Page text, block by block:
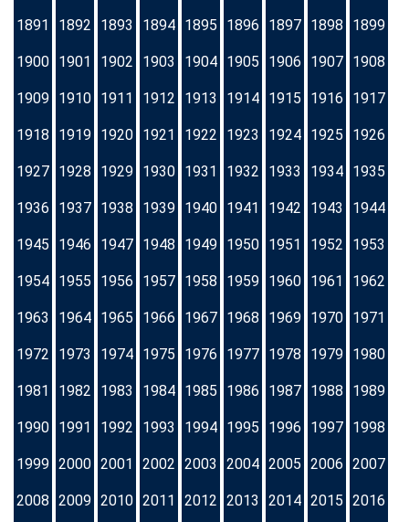
1891 1892 1893 1894 1895 1896 1897 1898 1899
1900 1901 1902 1903 1904 1905 1906 1907 1908
1909 1910 1911 1912 1913 1914 1915 1916 1917
1918 1919 1920 1921 1922 1923 1924 1925 1926
1927 1928 1929 1930 1931 1932 1933 1934 1935
1936 1937 1938 1939 1940 1941 1942 1943 1944
1945 1946 1947 1948 1949 1950 1951 1952 1953
1954 1955 1956 1957 1958 1959 1960 1961 1962
1963 1964 1965 1966 1967 1968 1969 1970 1971
1972 1973 1974 1975 1976 1977 1978 1979 1980
1981 1982 1983 1984 1985 1986 1987 1988 1989
1990 1991 1992 1993 1994 1995 1996 1997 1998
1999 2000 2001 2002 2003 2004 2005 2006 2007
2008 2009 2010 2011 2012 2013 2014 2015 2016